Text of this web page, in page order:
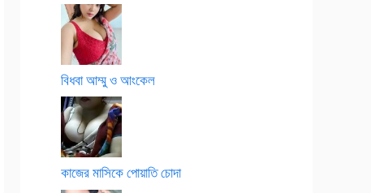
বিধবা আম্মু ও আংকেল
কাজের মাসিকে পোয়াতি চোদা